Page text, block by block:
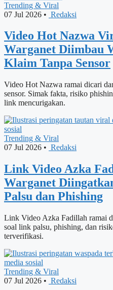
Trending & Viral
07 Jul 2026 • Redaksi
Video Hot Nazwa
Warganet Diimbau
Klaim Tanpa Sensor
Video Hot Nazwa ramai dicari
sensor. Simak fakta, risiko
link mencurigakan.
Trending & Viral
07 Jul 2026 • Redaksi
Link Video Azka
Warganet
Palsu dan Phishing
Link Video Azka Fadillah ramai
soal link palsu, phishing, dan
terverifikasi.
Trending & Viral
07 Jul 2026 • Redaksi